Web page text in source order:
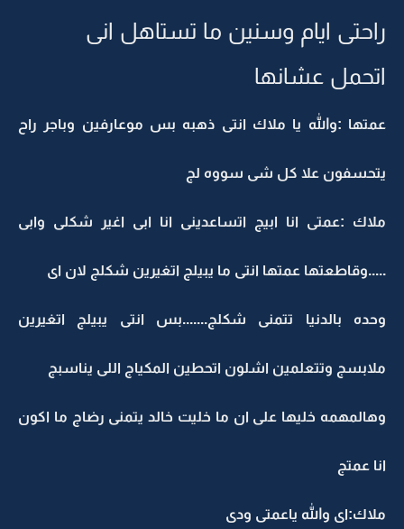
راحتى ايام وسنين ما تستاهل انى
اتحمل عشانها
عمتها :والله يا ملاك انتى ذهبه بس موعارفين وباجر راح
يتحسفون علا كل شى سووه لج
ملاك :عمتى انا ابيج اتساعدينى انا ابى اغير شكلى وابى
.....وقاطعتها عمتها انتى ما يبيلج اتغيرين شكلج لان اى
وحده بالدنيا تتمنى شكلج.......بس انتى يبيلج اتغيرين
ملابسج وتتعلمين اشلون اتحطين المكياج اللى يناسبج
وهالمهمه خليها على ان ما خليت خالد يتمنى رضاج ما اكون
انا عمتج
ملاك:اى والله ياعمتى ودى